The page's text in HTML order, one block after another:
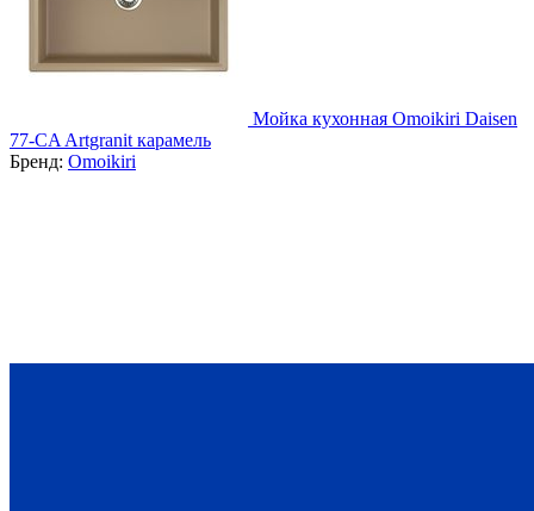
Мойка кухонная Omoikiri Daisen
77-CA Artgranit карамель
Бренд: Omoikiri